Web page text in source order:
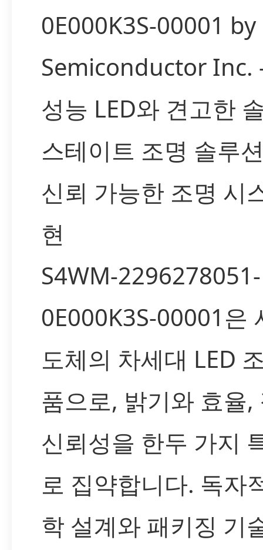
0E000K3S-00001
Semiconductor
성능 LED와 견고한
스테이트 조명 솔루
신뢰 가능한 조명 시
현
S4WM-2296278051-
0E000K3S-00001은
도체의 차세대 LED
품으로, 밝기와 효율,
신뢰성을 한두 가지
로 집약합니다. 독자
학 설계와 패키징 기